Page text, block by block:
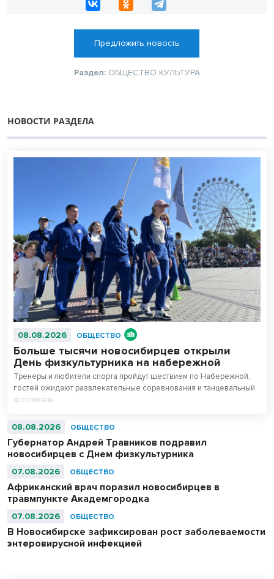
Предложить новость
Раздел: ОБЩЕСТВО КУЛЬТУРА
НОВОСТИ РАЗДЕЛА
08.08.2026 ОБЩЕСТВО
Больше тысячи новосибирцев открыли
День физкультурника на набережной
Тренеры и любители спорта пройдут шествием по Набережной,
гостей ожидают развлекательные соревнования и танцевальный
фестиваль.
08.08.2026 ОБЩЕСТВО
Губернатор Андрей Травников подравил
новосибирцев с Днем физкультурника
07.08.2026 ОБЩЕСТВО
Африканский врач поразил новосибирцев в
травмпункте Академгородка
07.08.2026 ОБЩЕСТВО
В Новосибирске зафиксирован рост заболеваемости
энтеровирусной инфекцией